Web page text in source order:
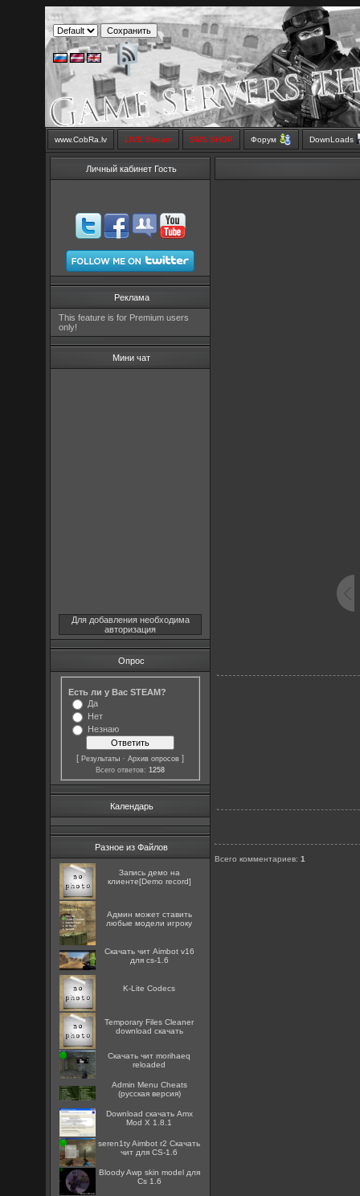
www.CobRa.lv LIVE Stream SMS SHOP Форум DownLoads
Личный кабинет Гость
Реклама
This feature is for Premium users
only!
Мини чат
Для добавления необходима
авторизация
Опрос
Есть ли у Вас STEAM?
Да
Нет
Незнаю
[Результаты ·Архив опросов ]
Всего ответов:1258
Календарь
Разное из Файлов
Запись демо на
клиенте[Demo record]
Админ может ставить
любые модели игроку
Скачать чит Aimbot v16
для cs-1.6
K-Lite Codecs
Temporary Files Cleaner
download скачать
Скачать чит morihaeq
reloaded
Admin Menu Cheats
(русская версия)
Download скачать Amx
Mod X 1.8.1
seren1ty Aimbot r2 Скачать
чит для CS-1.6
Bloody Awp skin model для
Cs 1.6
Всего комментариев:1